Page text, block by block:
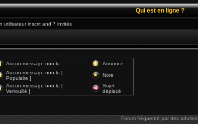
Qui est en ligne ?
utilisateur inscrit and 7 invités
Aucun message non lu
Annonce
Aucun message non lu [
Populaire ]
Note
Aucun message non lu [
Verrouillé ]
Sujet
déplacé
Forum fréquenté par des adultes.